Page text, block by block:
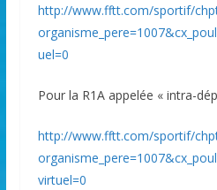
http://www.fftt.com/sportif/
uel=0
Pour la R1A appelée « intra-
http://www.fftt.com/sportif/
virtuel=0